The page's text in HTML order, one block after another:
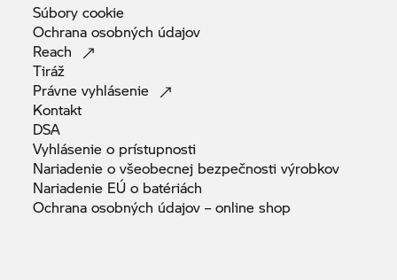
Súborycookie
Ochrana osobných údajov
Reach
Tiráž
Právnevyhlásenie
Kontakt
DSA
Vyhlásenie o prístupnosti
Nariadenie o všeobecnej bezpečnostivýrobkov
Nariadenie EÚ o batériách
Ochrana osobných údajov – onlineshop